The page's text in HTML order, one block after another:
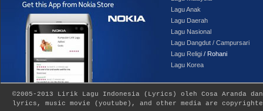
Lagu Anak
Lagu Daerah
Lagu Nasional
Lagu Dangdut / Campursari
Lagu Religi / Rohani
Lagu Korea
©2005-2013 Lirik Lagu Indonesia ( Lyrics ) oleh Cosa Aranda
lyrics, music movie (youtube), and other media are